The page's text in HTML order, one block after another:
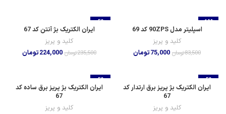
-10%
اسپلیتر مدل 90ZPS کد 69
کلید و پریز
83,500تومان 75,000تومان
-5%
ایران الکتریک بژ آنتن کد 67
کلید و پریز
235,500تومان 224,000تومان
-5%
ایران الکتریک بژ پریز برق ارتدار کد
67
کلید و پریز
-5%
ایران الکتریک بژ پریز برق ساده کد
67
کلید و پریز